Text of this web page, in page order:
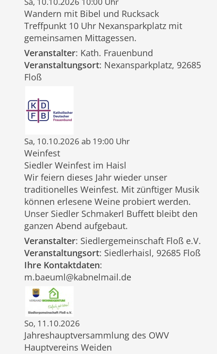
Wandern mit Bibel und Rucksack
Treffpunkt 10 Uhr Nexansparkplatz mit
gemeinsamen Mittagessen.
Veranstalter: Kath. Frauenbund
Veranstaltungsort: Nexansparkplatz, 92685
Floß
Sa, 10.10.2026 ab 19:00 Uhr
Weinfest
Siedler Weinfest im Haisl
Wir feiern dieses Jahr wieder unser
traditionelles Weinfest. Mit zünftiger Musik
können erlesene Weine probiert werden.
Unser Siedler Schmakerl Buffett bleibt den
ganzen Abend aufgebaut.
Veranstalter: Siedlergemeinschaft Floß e.V.
Veranstaltungsort: Siedlerhaisl, 92685 Floß
Ihre Kontaktdaten:
m.baeuml@kabnelmail.de
So, 11.10.2026
Jahreshauptversammlung des OWV
Hauptvereins Weiden